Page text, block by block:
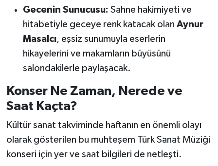
Gecenin Sunucusu: Sahne hakimiyeti ve
hitabetiyle geceye renk katacak olan Aynur
Masalcı, eşsiz sunumuyla eserlerin
hikayelerini ve makamların büyüsünü
salondakilerle paylaşacak.
Konser Ne Zaman, Nerede ve
Saat Kaçta?
Kültür sanat takviminde haftanın en önemli olayı
olarak gösterilen bu muhteşem Türk Sanat Müziği
konseri için yer ve saat bilgileri de netleşti.